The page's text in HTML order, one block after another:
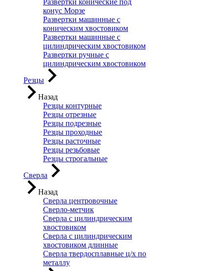
Развертки конические под
конус Морзе
Развертки машинные с
коническим хвостовиком
Развертки машинные с
цилиндрическим хвостовиком
Развертки ручные с
цилиндрическим хвостовиком
Резцы
Назад
Резцы контурные
Резцы отрезные
Резцы подрезные
Резцы проходные
Резцы расточные
Резцы резьбовые
Резцы строгальные
Сверла
Назад
Сверла центровочные
Сверло-метчик
Сверла с цилиндрическим
хвостовиком
Сверла с цилиндрическим
хвостовиком длинные
Сверла твердосплавные ц/х по
металлу